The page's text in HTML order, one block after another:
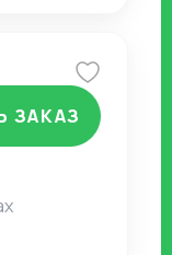
ЗАКАЗ